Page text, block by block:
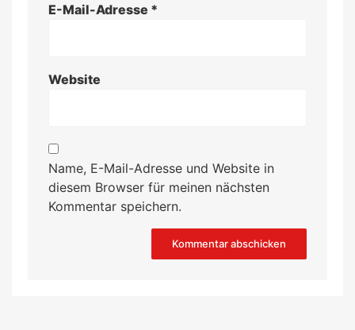
E-Mail-Adresse *
Website
Name, E-Mail-Adresse und Website in
diesem Browser für meinen nächsten
Kommentar speichern.